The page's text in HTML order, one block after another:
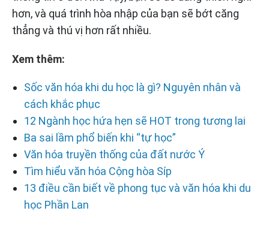
hơn, và quá trình hòa nhập của bạn sẽ bớt căng
thẳng và thú vị hơn rất nhiều.
Xem thêm:
Sốc văn hóa khi du học là gì? Nguyên nhân và
cách khắc phục
12 Ngành học hứa hẹn sẽ HOT trong tương lai
Ba sai lầm phổ biến khi “tự học”
Văn hóa truyền thống của đất nước Ý
Tìm hiểu văn hóa Cộng hòa Síp
13 điều cần biết về phong tục và văn hóa khi du
học Phần Lan